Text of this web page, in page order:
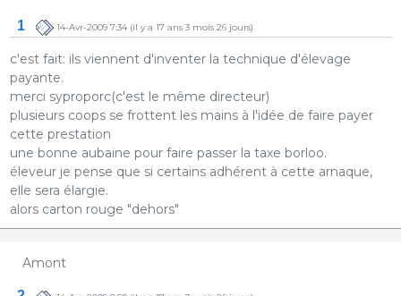
1 14-Avr-2009 7:34(il y a 17 ans 3 mois 26 jours)
c'est fait: ils viennent d'inventer la technique d'élevage
payante.
merci syproporc(c'est le même directeur)
plusieurs coops se frottent les mains à l'idée de faire payer
cette prestation
une bonne aubaine pour faire passer la taxe borloo.
éleveur je pense que si certains adhérent à cette arnaque,
elle sera élargie.
alors carton rouge "dehors"
Amont